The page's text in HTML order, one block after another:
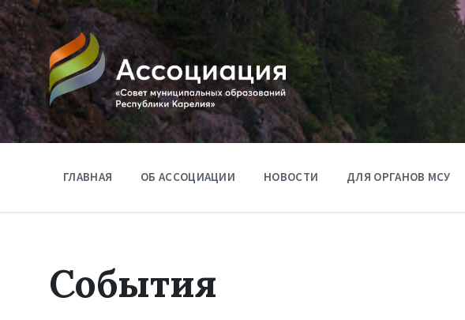
ГЛАВНАЯ ОБ АССОЦИАЦИИ НОВОСТИ ДЛЯ ОРГАНОВ МСУ
События